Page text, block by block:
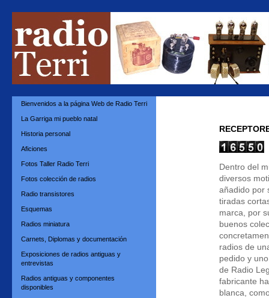
Dentro del
diversos
añadido por
tiradas
marca, por
buenos
radios de
pedido y
de Radio
fabricante
blanca,
Bienvenidos a la página Web de Radio Terri
La Garriga mi pueblo natal
Historia personal
Aficiones
Fotos Taller Radio Terri
Fotos colección de radios
Radio transistores
Esquemas
Radios miniatura
Carnets, Diplomas y documentación
Exposiciones de radios antiguas y
entrevistas
Radios antiguas y componentes
disponibles